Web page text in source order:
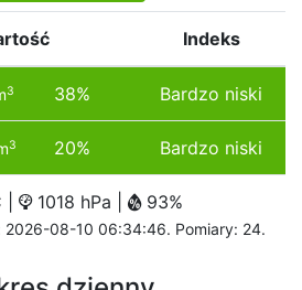
Indeks
3 38% Bardzo niski
3 20% Bardzo niski
1018 hPa | 93%
2026-08-10 06:34:46. Pomiary: 24.